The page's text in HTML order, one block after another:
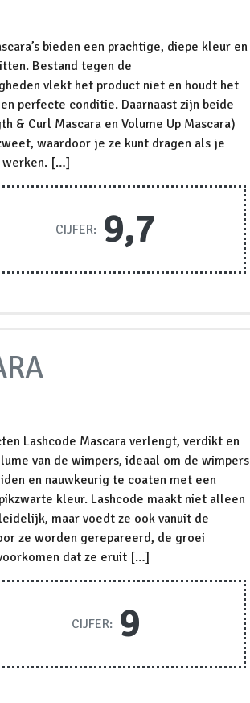
bieden een prachtige, diepe kleur en
Bestand tegen de
vlekt het product niet en houdt het
perfecte conditie. Daarnaast zijn beide
& Curl Mascara en Volume Up Mascara)
waardoor je ze kunt dragen als je
werken. […]
CIJFER: 9,7
Lashcode Mascara verlengt, verdikt en
van de wimpers, ideaal om de wimpers
en nauwkeurig te coaten met een
kleur. Lashcode maakt niet alleen
maar voedt ze ook vanuit de
ze worden gerepareerd, de groei
dat ze eruit […]
CIJFER: 9